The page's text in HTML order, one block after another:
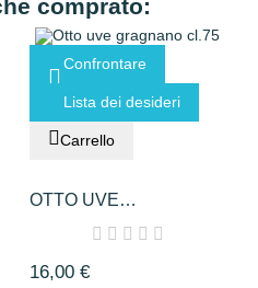
comprato:
Confrontare
Lista dei desideri
Carrello
OTTO UVE
GRAGNANO CL.75
16,00 €